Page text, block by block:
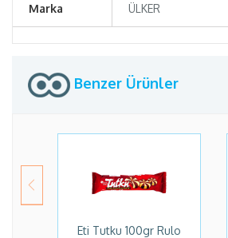
Marka ÜLKER
Benzer Ürünler
Eti Tutku 100gr Rulo